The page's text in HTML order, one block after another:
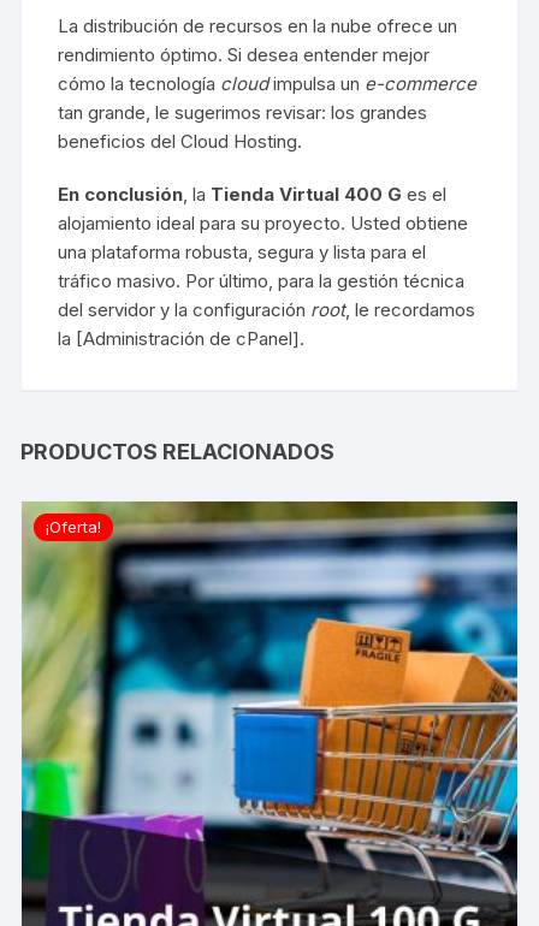
La distribución de recursos en la nube ofrece un
rendimiento óptimo. Si desea entender mejor
cómo la tecnología cloudimpulsa un e-commerce
tan grande, le sugerimos revisar:los grandes
beneficios del Cloud Hosting.
En conclusión , la Tienda Virtual 400 G es el
alojamiento ideal para su proyecto. Usted obtiene
una plataforma robusta, segura y lista para el
tráfico masivo. Por último, para la gestión técnica
del servidor y la configuración root, le recordamos
la [Administración de cPanel].
PRODUCTOS RELACIONADOS
¡Oferta!